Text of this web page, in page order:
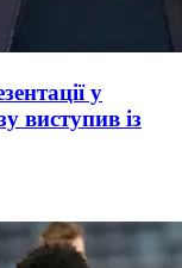
у
виступив із